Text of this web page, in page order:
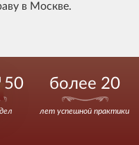
на товарный
суда, о
в Москве.
более 20
лет успешной практики